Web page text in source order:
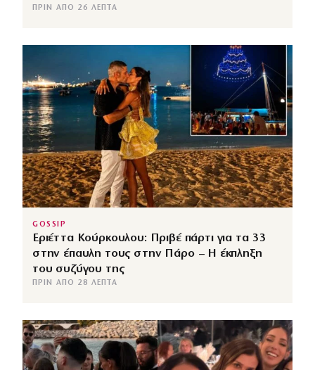
ΠΡΙΝ ΑΠΌ 26 ΛΕΠΤΆ
GOSSIP
Εριέττα Κούρκουλου: Πριβέ πάρτι για τα 33
στην έπαυλη τους στην Πάρο – Η έκπληξη
του συζύγου της
ΠΡΙΝ ΑΠΌ 28 ΛΕΠΤΆ